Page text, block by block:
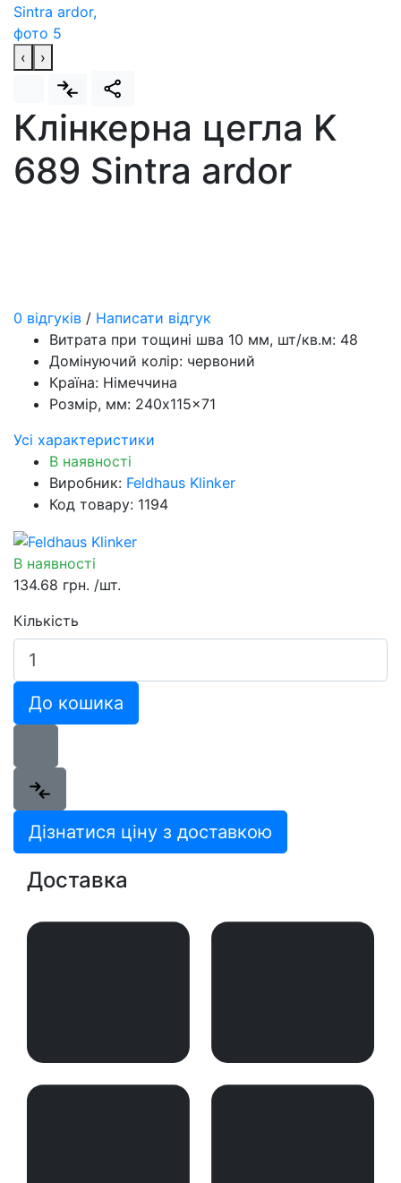
‹ ›
Клінкерна цегла K
689 Sintra ardor
0 відгуків / Написати відгук
Витрата при тощині шва 10 мм, шт/кв.м: 48
Домінуючий колір: червоний
Країна: Німеччина
Розмір, мм: 240x115x71
Усі характеристики
В наявності
Виробник: Feldhaus Klinker
Код товару: 1194
В наявності
134.68 грн. /шт.
Кількість
До кошика
Дізнатися ціну з доставкою
Доставка